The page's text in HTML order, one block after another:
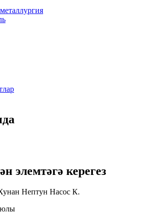
элемтәгә керегез
Нептун Насос К.